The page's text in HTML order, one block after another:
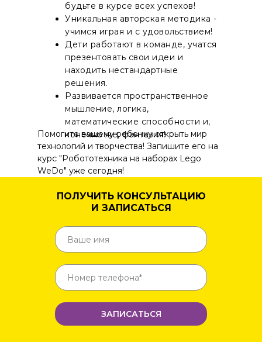
будьте в курсе всех успехов!
Уникальная авторская методика -
учимся играя и с удовольствием!
Дети работают в команде, учатся
презентовать свои идеи и
находить нестандартные
решения.
Развивается пространственное
мышление, логика,
математические способности и,
конечно же, фантазия!
Помогите вашему ребенку открыть мир
технологий и творчества! Запишите его на
курс "Робототехника на наборах Lego
WeDo" уже сегодня!
ПОЛУЧИТЬ КОНСУЛЬТАЦИЮ
И ЗАПИСАТЬСЯ
ЗАПИСАТЬСЯ